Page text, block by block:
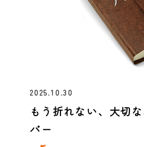
2025.10.30
もう折れない、大切
バー